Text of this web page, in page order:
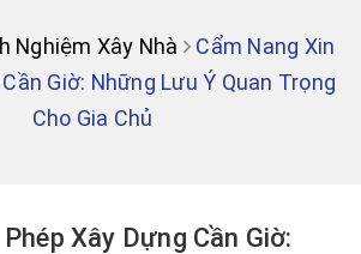
Nghiệm Xây Nhà
Cẩm Nang Xin
Giờ: Những Lưu Ý Quan Trọng
Cho Gia Chủ
Xây Dựng Cần Giờ: